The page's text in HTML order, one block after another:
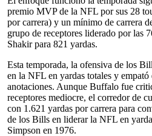
premio MVP de la NFL por sus 28
por carrera) y un mínimo de carrera
grupo de receptores liderado por las
Shakir para 821 yardas.
Esta temporada, la ofensiva de los
en la NFL en yardas totales y empató
anotaciones. Aunque Buffalo fue
receptores mediocre, el corredor de
con 1.621 yardas por carrera para
de los Bills en liderar la NFL en
Simpson en 1976.